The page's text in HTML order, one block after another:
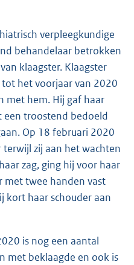
verpleegkundige
behandelaar betrokken
klaagster. Klaagster
het voorjaar van 2020
met hem. Hij gaf haar
een troostend bedoeld
Op 18 februari 2020
terwijl zij aan het wachten
zag, ging hij voor haar
met twee handen vast
kort haar schouder aan
is nog een aantal
met beklaagde en ook is